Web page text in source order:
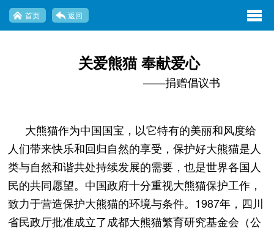
首页 返回
关爱熊猫 奉献爱心
——捐赠倡议书
大熊猫作为中国国宝，以它特有的美丽和风度给
人们带来快乐和回归自然的享受，保护好大熊猫是人
类与自然和谐共处持续发展的需要，也是世界各国人
民的共同愿望。中国政府十分重视大熊猫保护工作，
致力于营造保护大熊猫的环境与条件。1987年，四川
省民政厅批准成立了成都大熊猫繁育研究基金会（公